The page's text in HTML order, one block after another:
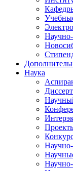
Научно-
Наука
Научно-
Научно-